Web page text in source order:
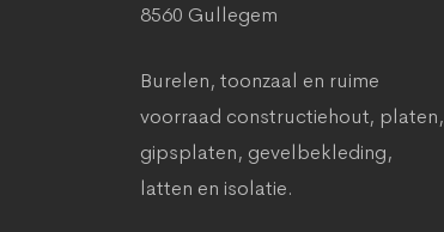
8560 Gullegem
Burelen, toonzaal en ruime
voorraad constructiehout, platen,
gipsplaten, gevelbekleding,
latten en isolatie.